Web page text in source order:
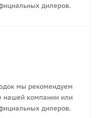
дилеров.
мы рекомендуем
нашей компании или
дилеров.